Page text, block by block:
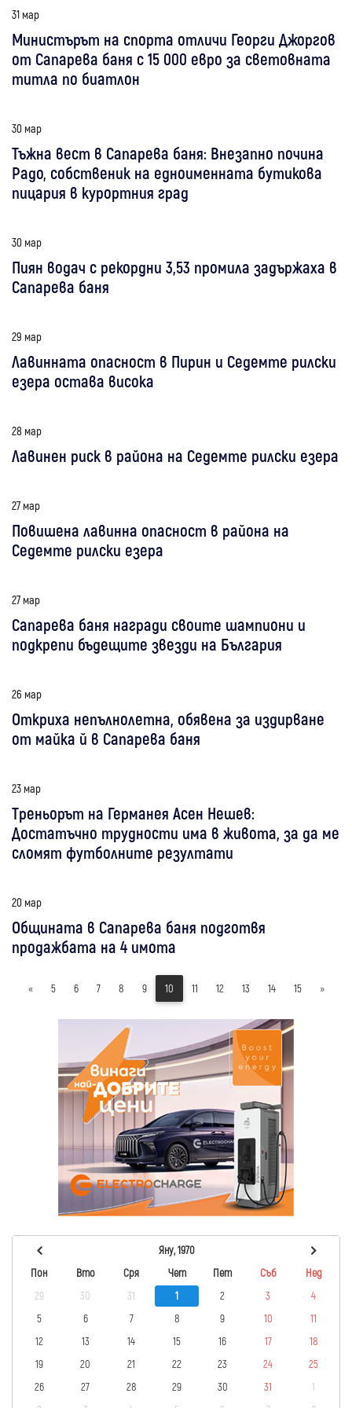
31 мар
Министърът на спорта отличи Георги Джоргов
от Сапарева баня с 15 000 евро за световната
титла по биатлон
30 мар
Тъжна вест в Сапарева баня: Внезапно почина
Радо, собственик на едноименната бутикова
пицария в курортния град
30 мар
Пиян водач с рекордни 3,53 промила задържаха в
Сапарева баня
29 мар
Лавинната опасност в Пирин и Седемте рилски
езера остава висока
28 мар
Лавинен риск в района на Седемте рилски езера
27 мар
Повишена лавинна опасност в района на
Седемте рилски езера
27 мар
Сапарева баня награди своите шампиони и
подкрепи бъдещите звезди на България
26 мар
Откриха непълнолетна, обявена за издирване
от майка й в Сапарева баня
23 мар
Треньорът на Германея Асен Нешев:
Достатъчно трудности има в живота, за да ме
сломят футболните резултати
20 мар
Общината в Сапарева баня подготвя
продажбата на 4 имота
« 5 6 7 8 9 10 11 12 13 14 15 »
Яну, 1970
Пон
Вто Сря Чет Пет Съб
Нед
29
30 31 1 2 3
4
5
6 7 8 9 10
11
12
13 14 15 16 17
18
19
20 21 22 23 24
25
26
27 28 29 30 31
1